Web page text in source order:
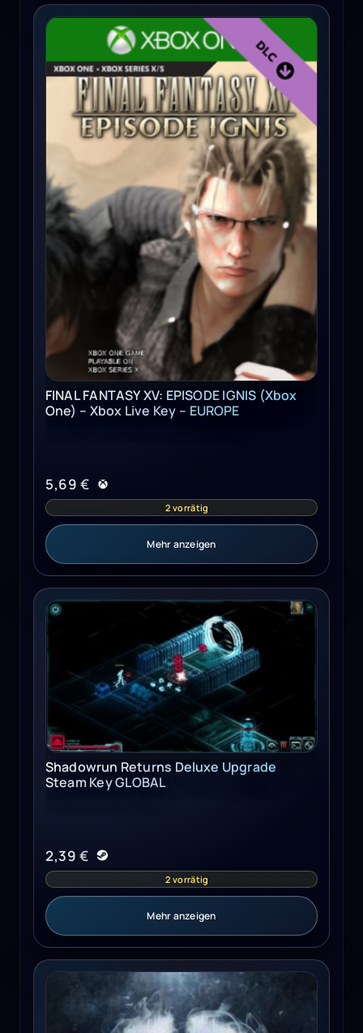
FINAL FANTASY XV: EPISODE IGNIS (Xbox One) - Xbox Live
FINAL FANTASY XV: EPISODE IGNIS (Xbox
One) – Xbox Live Key – EUROPE
5,69 €
2 vorrätig
Mehr anzeigen
Shadowrun Returns Deluxe Upgrade Steam Key GLOBAL
Shadowrun Returns Deluxe Upgrade
Steam Key GLOBAL
2,39 €
2 vorrätig
Mehr anzeigen
Call of Duty: Ghosts - Season Pass Xbox Live Key EUROPE